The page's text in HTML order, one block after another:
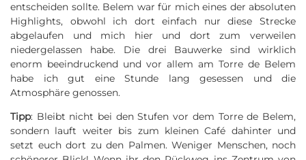
entscheiden sollte. Belem war für mich eines der absoluten
Highlights, obwohl ich dort einfach nur diese Strecke
abgelaufen und mich hier und dort zum verweilen
niedergelassen habe. Die drei Bauwerke sind wirklich
enorm beeindruckend und vor allem am Torre de Belem
habe ich gut eine Stunde lang gesessen und die
Atmosphäre genossen.
Tipp: Bleibt nicht bei den Stufen vor dem Torre de Belem,
sondern lauft weiter bis zum kleinen Café dahinter und
setzt euch dort zu den Palmen. Weniger Menschen, noch